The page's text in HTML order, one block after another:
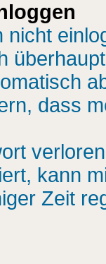
nicht
dass
kann
Zeit